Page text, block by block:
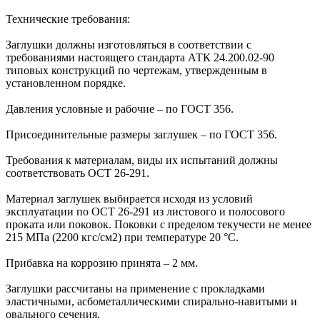
Технические требования:
Заглушки должны изготовляться в соответствии с
требованиями настоящего стандарта АТК 24.200.02-90
типовых конструкций по чертежам, утвержденным в
установленном порядке.
Давления условные и рабочие – по ГОСТ 356.
Присоединительные размеры заглушек – по ГОСТ 356.
Требования к материалам, виды их испытаний должны
соответствовать ОСТ 26-291.
Материал заглушек выбирается исходя из условий
эксплуатации по ОСТ 26-291 из листового и полосового
проката или поковок. Поковки с пределом текучести не менее
215 МПа (2200 кгс/см2) при температуре 20 °С.
Прибавка на коррозию принята – 2 мм.
Заглушки рассчитаны на применение с прокладками
эластичными, асбометаллическими спирально-навитыми и
овального сечения.